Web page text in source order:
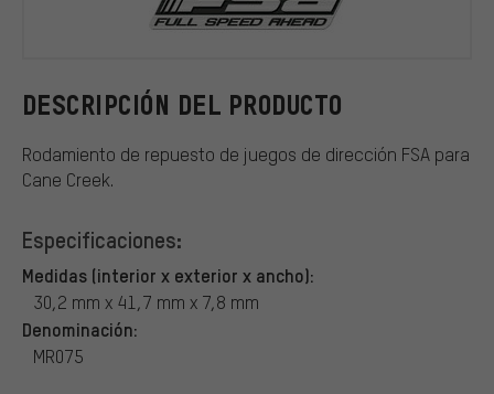
DESCRIPCIÓN DEL PRODUCTO
Rodamiento de repuesto de juegos de dirección FSA para
Cane Creek.
Especificaciones:
Medidas (interior x exterior x ancho):
30,2 mm x 41,7 mm x 7,8 mm
Denominación:
MR075